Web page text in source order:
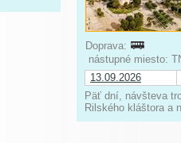
Doprava:
nástupné miesto:
13.09.2026
Päť dní, návšteva
Rilského kláštora a